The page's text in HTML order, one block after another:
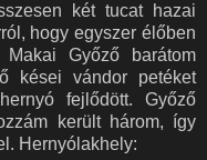
két tucat hazai
hogy egyszer élőben
Győző barátom
kései vándor petéket
fejlődött. Győző
került három, így
Hernyólakhely: